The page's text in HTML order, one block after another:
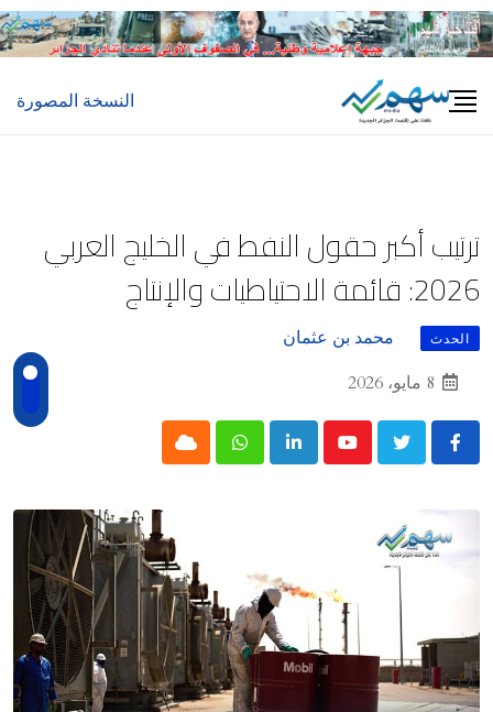
Skip
to
النسخة المصورة
ترتيب أكبر حقول النفط في الخليج العربي
2026: قائمة الاحتياطيات والإنتاج
الحدث
محمد بن عثمان
8 مايو، 2026
Youtube
LinkedIn
Whatsapp
Cloud